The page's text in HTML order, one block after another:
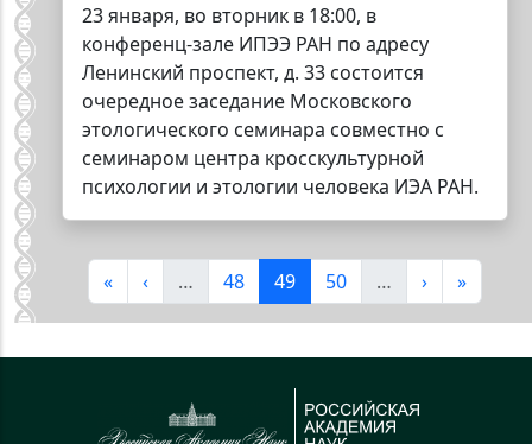
23 января, во вторник в 18:00, в
конференц-зале ИПЭЭ РАН по адресу
Ленинский проспект, д. 33 состоится
очередное заседание Московского
этологического семинара совместно с
семинаром центра кросскультурной
психологии и этологии человека ИЭА РАН.
Нумерация страниц
Первая страница
« Предыдущая страница
‹ … Страница
48 Текущая страница
49 Страница
50 … Следующая
› »